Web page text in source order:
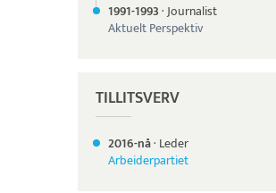
1991-1993·Journalist
Aktuelt Perspektiv
TILLITSVERV
2016-nå· Leder
Arbeiderpartiet